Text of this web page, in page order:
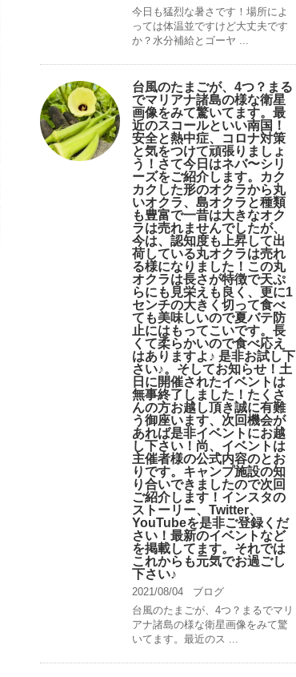
今日も猛烈な暑さです！場所によ
っては体温並ですけど大丈夫です
か？水分補給とゴーヤ ...
台風のたまごが、4つ？まる
でマリアナ諸島の様な衛星
画像をみて驚いてます。最
近のスコールといい南国！
安全と熱中症、コロナ対策
と気をつけて頑張りましょ
う！さて今日はネバ〜シリ
ーズをご紹介します。カク
カクした形のオクラから丸
いオクラ、島オクラと種類
も豊富で一昔は大きなオク
ラは売れませんでしたが、
今は、認知度も上昇して出
荷している丸オクラは売れ
る様になりました！この丸
オクラは長さが特徴で天ぷ
らにも見栄えも良く、更に1
センチの大きく切って食べ
ても美味しいので夏バテ防
止にはもってこいです。長
くて柔らかいので食べ応え
はありますよ♪ 是非お試し下
さい♪。そしてお知らせ！土
日に開催されたイベントは
無事終了しました！たくさ
んの方お越し頂き誠に有難
う御座います、次回機会が
あれば是非イベントにお越
し下さい！尚、イベントは
主催者様の公式内容のとお
りです。キャンプ️施設の知
り合いできましたので次回
ご紹介します！インスタの
ストーリー、Twitter、
YouTubeを是非ご登録くだ
さい！最新のイベントなど
を掲載してます。それでは
これからも元気でお過ごし
下さい♪
2021/08/04
ブログ
台風のたまごが、4つ？まるでマリ
アナ諸島の様な衛星画像をみて驚
いてます。最近のス ...